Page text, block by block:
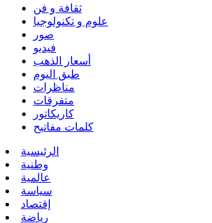
ثقافة و فن
علوم و تكنولوجيا
صور
فيديو
أسعار الذهب
طبق اليوم
مناظرات
متفرقات
كاريكاتور
كلمات مفاتيح
الرئيسية
وطنية
عالمية
سياسة
إقتصاد
رياضة